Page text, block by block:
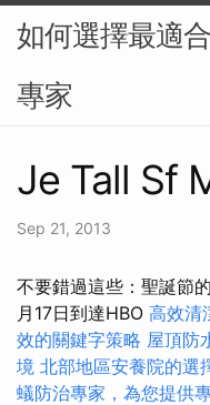
如何選擇最適
專家
Je Tall Sf
Sep 21, 2013
不要錯過這些：聖誕節
月17日到達HBO 高效清
效的關鍵字策略 屋頂防
境 北部地區安養院的選
蟻防治專家，為您提供